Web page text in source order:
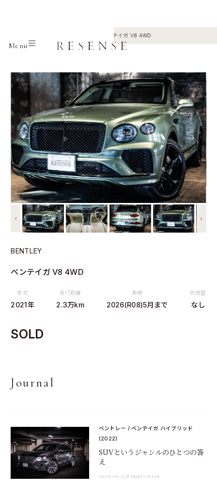
Menu
ベンテイガ V8 4WD
← →
BENTLEY
ベンテイガ V8 4WD
年式
2021年
走行距離
2.3万km
車検
2026(R08)5月まで
修復歴
なし
SOLD
Journal
ベントレー / ベンテイガ ハイブリッド
(2022)
SUVというジャンルのひとつの答
え
2026.06.23#impression